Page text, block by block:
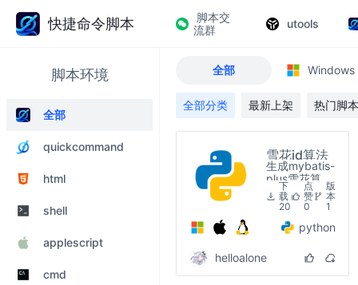
快捷命令脚本
脚本交
流群
utools
脚本环境
全部
quickcommand
html
shell
applescript
cmd
全部 Windows
全部分类 最新上架 热门脚本
雪花id算法
生成mybatis-
plus雪花算法
id 下
载
20
点
赞
0
版
本
1
python
helloalone